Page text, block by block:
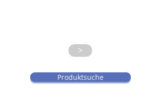
Produktsuche
>